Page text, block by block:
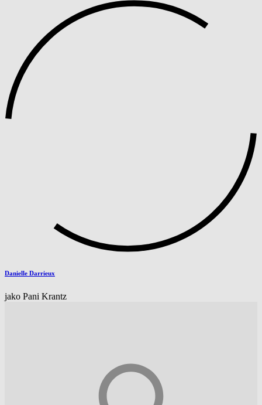
Danielle Darrieux
jako Pani Krantz